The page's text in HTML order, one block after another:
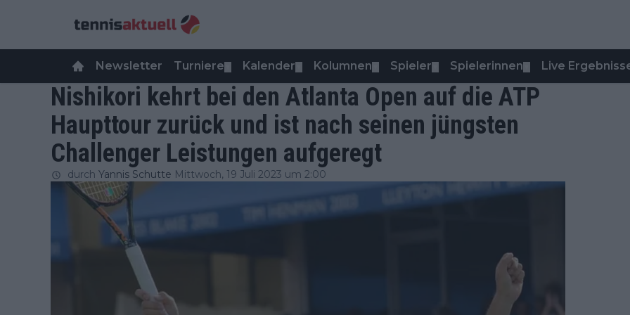
Newsletter Turniere Kalender Kolumnen Spieler Spielerinnen Live
Nishikori kehrt bei den Atlanta Open auf die ATP
Haupttour zurück und ist nach seinen jüngsten
Challenger Leistungen aufgeregt
durch Yannis Schutte Mittwoch, 19 Juli 2023 um 2:00